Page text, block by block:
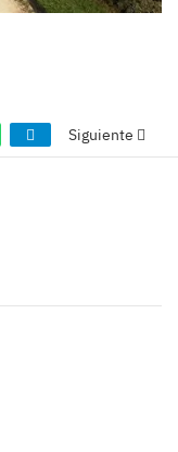
Siguiente